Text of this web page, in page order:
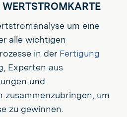
WERTSTROMKARTE
um eine
alle wichtigen
in der Fertigung
Experten aus
und
zusammenzubringen, um
zu gewinnen.